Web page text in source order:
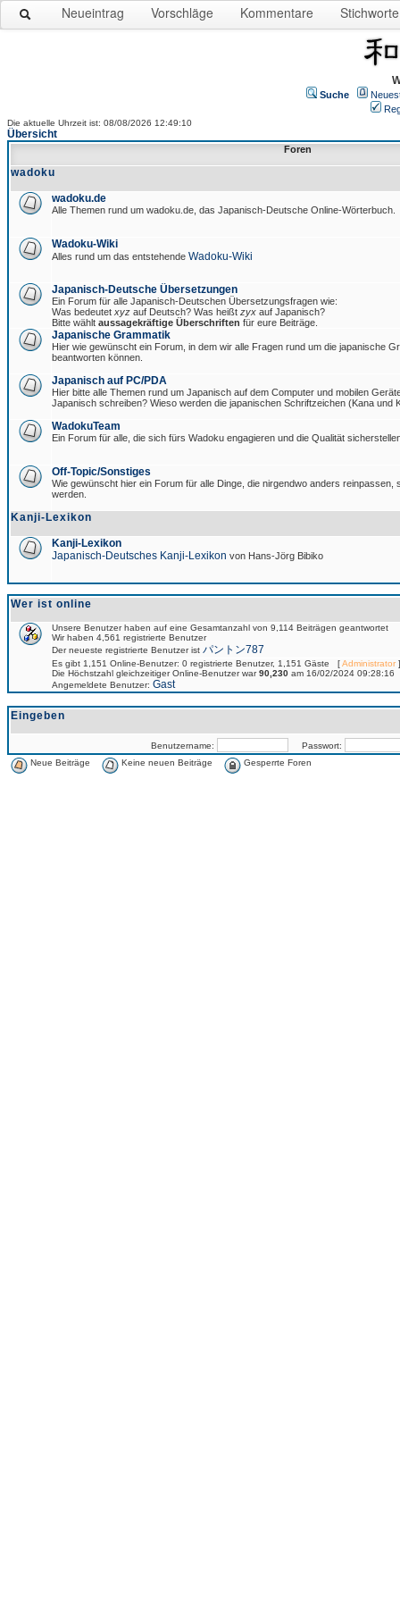
Neueintrag Vorschläge Kommentare Stichworte
Suche
Die aktuelle Uhrzeit ist: 08/08/2026 12:49:10
Übersicht
Foren
wadoku
wadoku.de
Alle Themen rund um wadoku.de, das Japanisch-Deutsche Online-Wörterbuch.
Wadoku-Wiki
Alles rund um das entstehende Wadoku-Wiki
Japanisch-Deutsche Übersetzungen
Ein Forum für alle Japanisch-Deutschen Übersetzungsfragen wie:
Was bedeutet xyz auf Deutsch? Was heißt zyx auf Japanisch?
Bitte wählt aussagekräftige Überschriften für eure Beiträge.
Japanische Grammatik
Hier wie gewünscht ein Forum, in dem wir alle Fragen rund um die japanische
beantworten können.
Japanisch auf PC/PDA
Hier bitte alle Themen rund um Japanisch auf dem Computer und mobilen
Japanisch schreiben? Wieso werden die japanischen Schriftzeichen (Kana und
WadokuTeam
Ein Forum für alle, die sich fürs Wadoku engagieren und die Qualität
Off-Topic/Sonstiges
Wie gewünscht hier ein Forum für alle Dinge, die nirgendwo anders reinpassen,
werden.
Kanji-Lexikon
Kanji-Lexikon
Japanisch-Deutsches Kanji-Lexikon von Hans-Jörg Bibiko
Wer ist online
Unsere Benutzer haben auf eine Gesamtanzahl von 9,114 Beiträgen geantwortet
Wir haben 4,561 registrierte Benutzer
Der neueste registrierte Benutzer ist パントン787
Es gibt 1,151 Online-Benutzer: 0 registrierte Benutzer, 1,151 Gäste [Administrator
Die Höchstzahl gleichzeitiger Online-Benutzer war90,230 am 16/02/2024 09:28:16
Angemeldete Benutzer: Gast
Eingeben
Benutzername:
Passwort:
Neue Beiträge
Keine neuen Beiträge Gesperrte Foren